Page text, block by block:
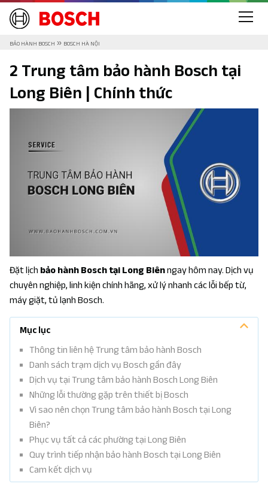
BẢO HÀNH BOSCH » BOSCH HÀ NỘI
2 Trung tâm bảo hành Bosch tại
Long Biên | Chính thức
Đặt lịch bảo hành Bosch tại Long Biênngay hôm nay. Dịch vụ
chuyên nghiệp, linh kiện chính hãng, xử lý nhanh các lỗi bếp từ,
máy giặt, tủ lạnh Bosch.
Mục lục
Thông tin liên hệ Trung tâm bảo hành Bosch
Danh sách trạm dịch vụ Bosch gần đây
Dịch vụ tại Trung tâm bảo hành Bosch Long Biên
Những lỗi thường gặp trên thiết bị Bosch
Vì sao nên chọn Trung tâm bảo hành Bosch tại Long
Biên?
Phục vụ tất cả các phường tại Long Biên
Quy trình tiếp nhận bảo hành Bosch tại Long Biên
Cam kết dịch vụ